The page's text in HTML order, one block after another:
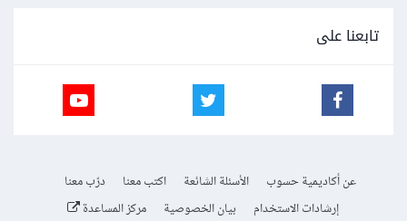
تابعنا على
عن أكاديمية حسوب الأسئلة الشائعة اكتب معنا
درّب معنا
إرشادات الاستخدام
بيان الخصوصية مركز المساعدة